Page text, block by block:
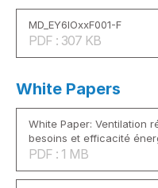
MD_EY6IOxxF001-F
PDF : 307 KB
White Papers
White Paper: Ventilation
besoins et efficacité
PDF : 1 MB